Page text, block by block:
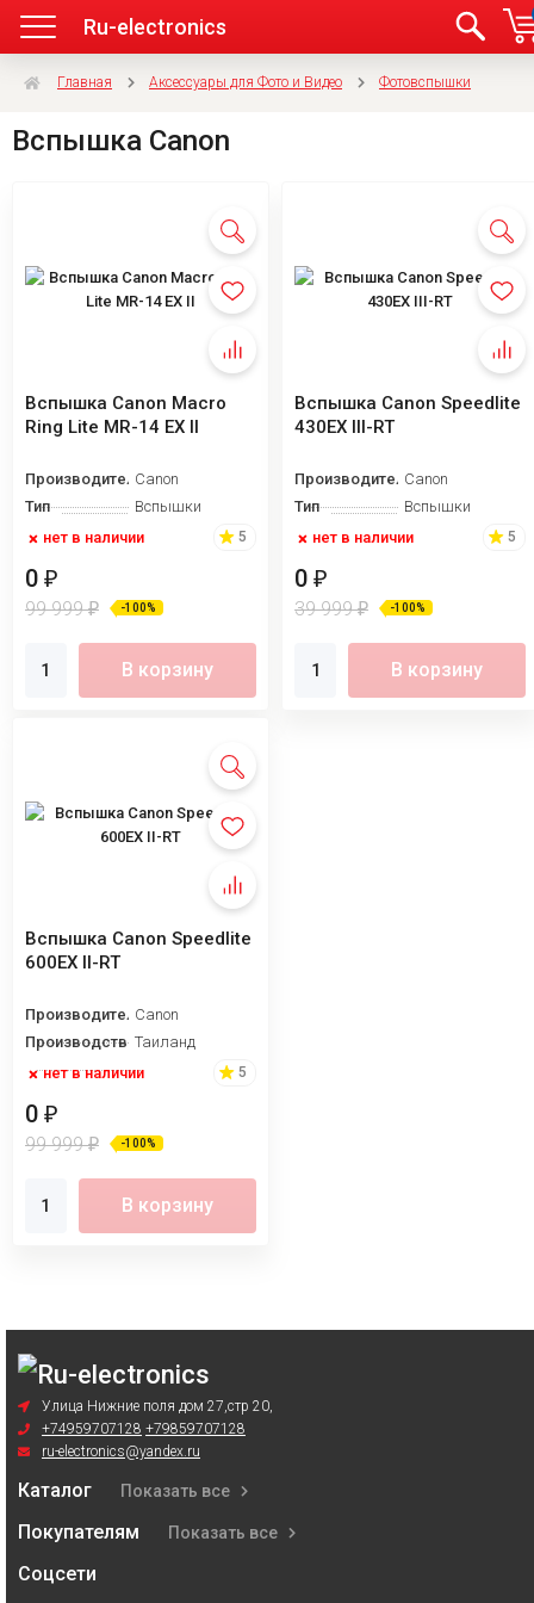
Ru-electronics
Главная Аксессуары для Фото и Видео Фотовспышки
Вспышка Canon
Вспышка Canon Macro
Ring Lite MR-14 EX II
ПроизводительCanon
Тип
Вспышки
нет в наличии
5
0 ₽
99 999₽ -100%
В корзину
Вспышка Canon Speedlite
430EX III-RT
ПроизводительCanon
Тип
Вспышки
нет в наличии
5
0₽
39 999₽ -100%
В корзину
Вспышка Canon Speedlite
600EX II-RT
ПроизводительCanon
ПроизводствоТаиланд
нет в наличии
5
0 ₽
99 999₽ -100%
В корзину
Улица Нижние поля дом 27,стр 20,
+74959707128 +79859707128
ru-electronics@yandex.ru
Каталог Показать все
Покупателям Показать все
Соцсети